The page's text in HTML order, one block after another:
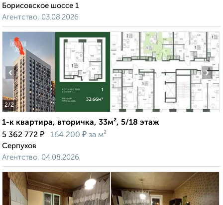
Борисовское шоссе 1
Агентство, 03.08.2026
2/2
‹ ›
1-к квартира, вторичка, 33м², 5/18 этаж
5 362 772 ₽ 164 200 ₽ за м²
Серпухов
Агентство, 04.08.2026